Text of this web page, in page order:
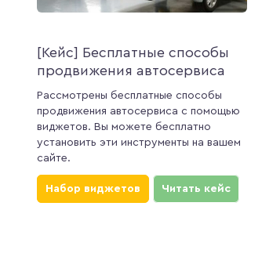
[Кейс] Бесплатные способы
продвижения автосервиса
Рассмотрены бесплатные способы
продвижения автосервиса с помощью
виджетов. Вы можете бесплатно
установить эти инструменты на вашем
сайте.
Набор виджетов Читать кейс